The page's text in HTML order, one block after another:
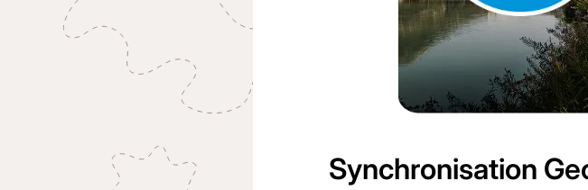
Synchronisation